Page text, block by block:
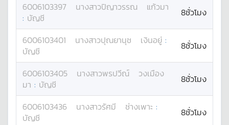
6006103397 นางสาวปิญาวรรณ
แก้วมา
: บัญชี 8ชั่วโมง
6006103401 นางสาวปุณยานุช เงินอยู่ :
บัญชี
8ชั่วโมง
6006103405 นางสาวพรปวีณ์
วงเมือง
มา : บัญชี 8ชั่วโมง
6006103436 นางสาวรัศมี ช่างเพาะ :
บัญชี
8ชั่วโมง